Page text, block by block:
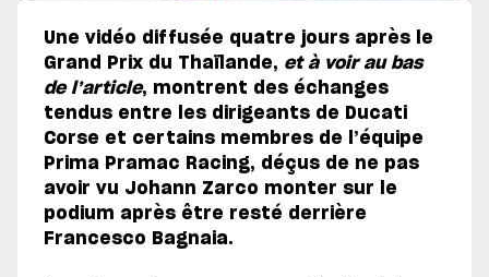
Une vidéo diffusée quatre jours après le
Grand Prix du Thaïlande, et à voir au bas
de l’article, montrent des échanges
tendus entre les dirigeants de Ducati
Corse et certains membres de l’équipe
Prima Pramac Racing, déçus de ne pas
avoir vu Johann Zarco monter sur le
podium après être resté derrière
Francesco Bagnaia.